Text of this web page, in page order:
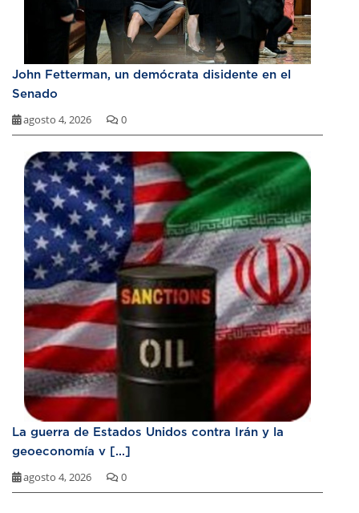
John Fetterman, un demócrata disidente en el
Senado
agosto 4, 2026 0
La guerra de Estados Unidos contra Irán y la
geoeconomía v [...]
agosto 4, 2026 0